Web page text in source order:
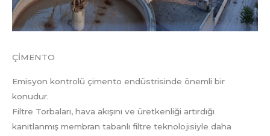
ÇİMENTO
Emisyon kontrolü çimento endüstrisinde önemli bir
konudur.
Filtre Torbaları, hava akışını ve üretkenliği artırdığı
kanıtlanmış membran tabanlı filtre teknolojisiyle daha